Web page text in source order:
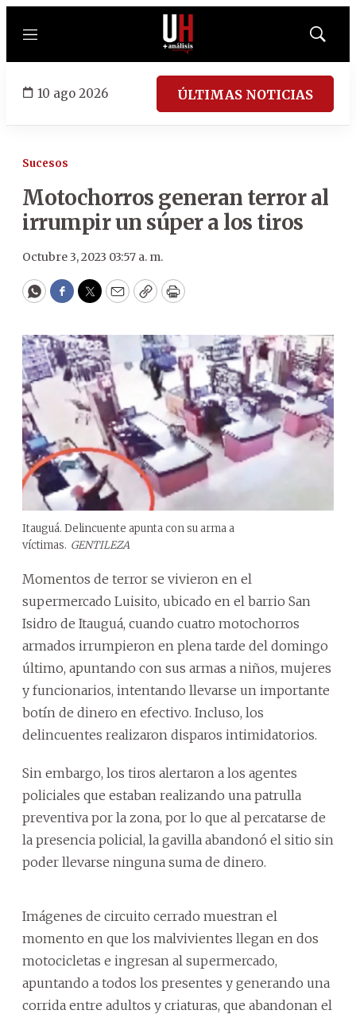
Menú
Mostrar
10 ago 2026 ÚLTIMAS NOTICIAS
Sucesos
Motochorros generan terror al
irrumpir un súper a los tiros
Octubre 3, 2023 03:57 a. m.
WhatsApp
Facebook
Twitter
EmailCopyPrint
Itauguá. Delincuente apunta con su arma a
víctimas. GENTILEZA
Momentos de terror se vivieron en el
supermercado Luisito, ubicado en el barrio San
Isidro de Itauguá, cuando cuatro motochorros
armados irrumpieron en plena tarde del domingo
último, apuntando con sus armas a niños, mujeres
y funcionarios, intentando llevarse un importante
botín de dinero en efectivo. Incluso, los
delincuentes realizaron disparos intimidatorios.
Sin embargo, los tiros alertaron a los agentes
policiales que estaban realizando una patrulla
preventiva por la zona, por lo que al percatarse de
la presencia policial, la gavilla abandonó el sitio sin
poder llevarse ninguna suma de dinero.
Imágenes de circuito cerrado muestran el
momento en que los malvivientes llegan en dos
motocicletas e ingresan al supermercado,
apuntando a todos los presentes y generando una
corrida entre adultos y criaturas, que abandonan el